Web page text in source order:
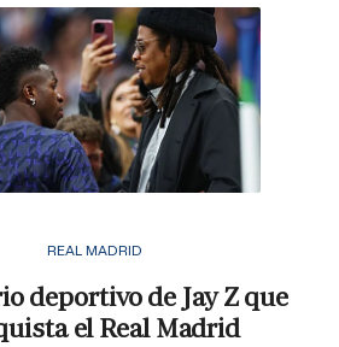
REAL MADRID
deportivo de Jay Z que
el Real Madrid